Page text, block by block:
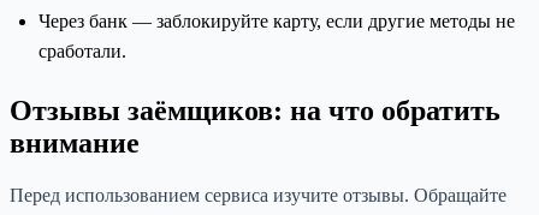
Через банк — заблокируйте карту, если другие методы не
сработали.
Отзывы заёмщиков: на что обратить
внимание
Перед использованием сервиса изучите отзывы. Обращайте